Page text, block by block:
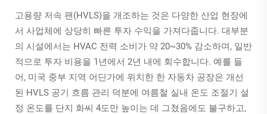
고용량 저속 팬(HVLS)을 개조하는 것은 다양한 산업 현장에
서 사업체에 상당히 빠른 투자 수익을 가져다줍니다. 대부분
의 시설에서는 HVAC 전력 소비가 약 20~30% 감소하며, 일반
적으로 투자 비용을 1년에서 2년 내에 회수합니다. 예를 들
어, 미국 중부 지역 어딘가에 위치한 한 자동차 공장은 개선
된 HVLS 공기 흐름 관리 덕분에 여름철 실내 온도 조절기 설
정 온도를 단지 화씨 4도만 높이는 데 그쳤음에도 불구하고,